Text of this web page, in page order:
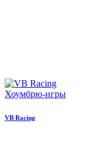
Хоумбрю-игры
VB Racing